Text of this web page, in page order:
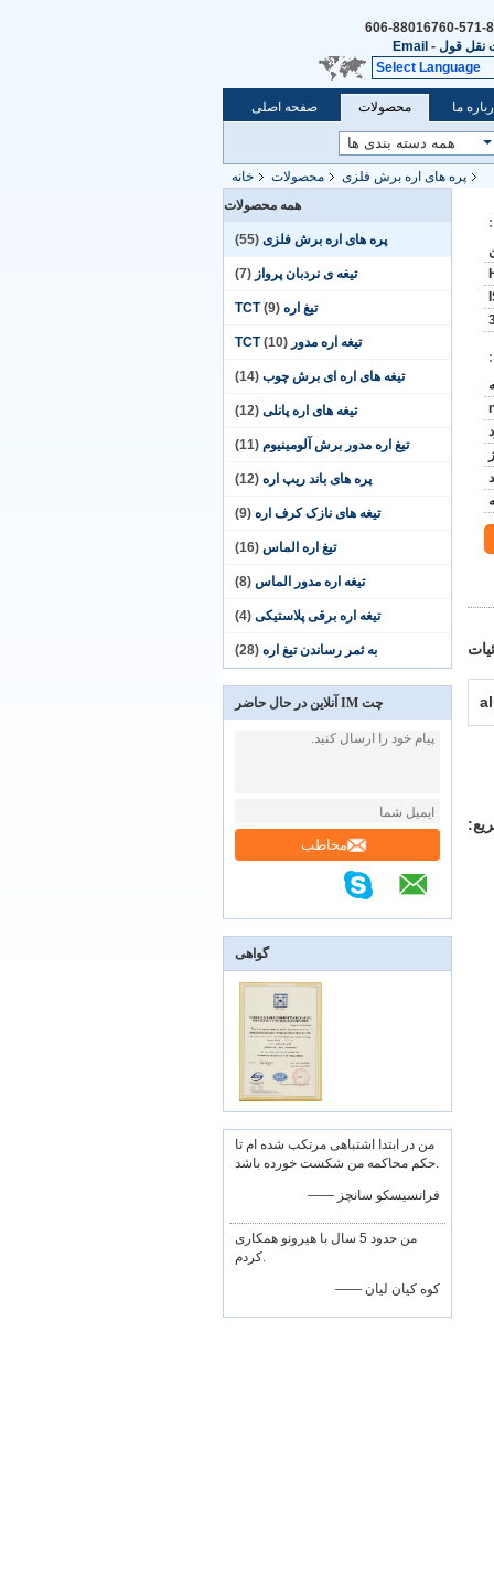
86-571-
نقل قول -
Email
Select Language
صفحه اصلی محصولات ما
خانه محصولات پره های اره برش فلزی
همه محصولات
پره های اره برش فلزی (55)
تیغه ی نردبان پرواز (7)
تیغ اره TCT (9)
تیغه اره مدور TCT (10)
تیغه های اره ای برش چوب (14)
تیغه های اره پانلی (12)
تیغ اره مدور برش آلومینیوم (11)
پره های باند ریپ اره (12)
تیغه های نازک کرف اره (9)
تیغ اره الماس (16)
تیغه اره مدور الماس (8)
تیغه اره برقی پلاستیکی (4)
به ثمر رساندن تیغ ​​اره (28)
چت IM آنلاین در حال حاضر
مخاطب
گواهی
من در ابتدا اشتباهی مرتکب شده ام تا
حکم محاکمه من شکست خورده باشد.
—— فرانسیسکو سانچز
من حدود 5 سال با هیرونو همکاری
کردم.
—— کوه کیان لیان